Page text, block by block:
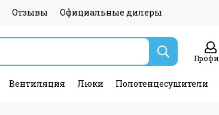
Отзывы Официальные дилеры
Вентиляция Люки Полотенцесушители